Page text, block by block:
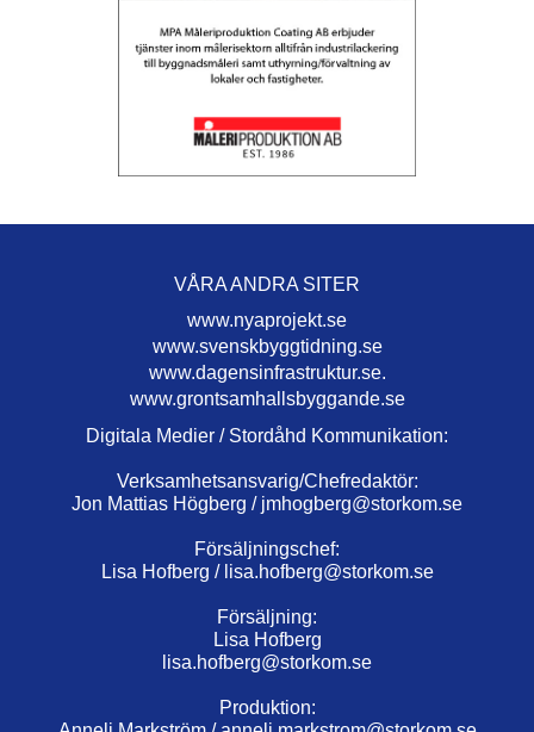
VÅRA ANDRA SITER
www.nyaprojekt.se
www.svenskbyggtidning.se
www.dagensinfrastruktur.se.
www.grontsamhallsbyggande.se
Digitala Medier / Stordåhd Kommunikation:
Verksamhetsansvarig/Chefredaktör:
Jon Mattias Högberg / jmhogberg@storkom.se
Försäljningschef:
Lisa Hofberg / lisa.hofberg@storkom.se
Försäljning:
Lisa Hofberg
lisa.hofberg@storkom.se
Produktion: